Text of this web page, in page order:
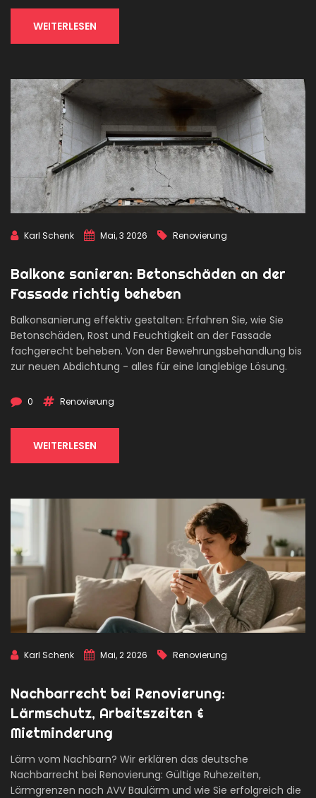
WEITERLESEN
Karl Schenk Mai, 3 2026 Renovierung
Balkone sanieren: Betonschäden an der
Fassade richtig beheben
Balkonsanierung effektiv gestalten: Erfahren Sie, wie Sie
Betonschäden, Rost und Feuchtigkeit an der Fassade
fachgerecht beheben. Von der Bewehrungsbehandlung bis
zur neuen Abdichtung - alles für eine langlebige Lösung.
0 Renovierung
WEITERLESEN
Karl Schenk Mai, 2 2026 Renovierung
Nachbarrecht bei Renovierung:
Lärmschutz, Arbeitszeiten &
Mietminderung
Lärm vom Nachbarn? Wir erklären das deutsche
Nachbarrecht bei Renovierung: Gültige Ruhezeiten,
Lärmgrenzen nach AVV Baulärm und wie Sie erfolgreich die